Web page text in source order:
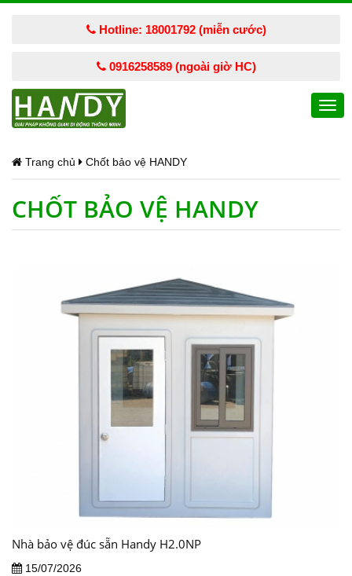
Hotline: 18001792 (miễn cước)
0916258589 (ngoài giờ HC)
Trang chủ Chốt bảo vệ HANDY
CHỐT BẢO VỆ HANDY
Nhà bảo vệ đúc sẵn Handy H2.0NP
15/07/2026